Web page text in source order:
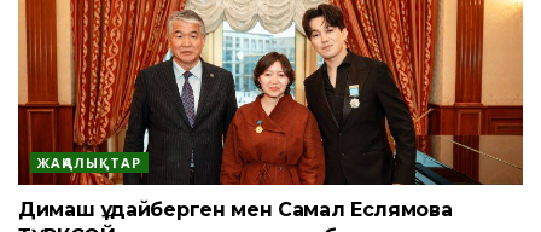
ЖАҢАЛЫҚТАР
Димаш Құдайберген мен Самал Еслямова